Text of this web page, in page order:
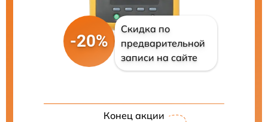
-20%
Скидка по
предварительной
записи на сайте
Конец акции